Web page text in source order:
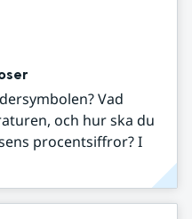
Vad
och hur ska du
procentsiffror? I